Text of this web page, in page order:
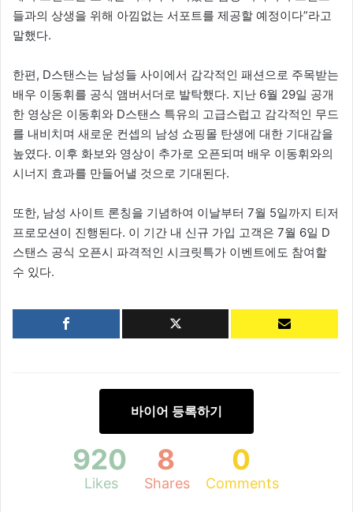
들과의 상생을 위해 아낌없는 서포트를 제공할 예정이다”라고
말했다.
한편, D스탠스는 남성들 사이에서 감각적인 패션으로 주목받는
배우 이동휘를 공식 앰버서더로 발탁했다. 지난 6월 29일 공개
한 영상은 이동휘와 D스탠스 특유의 고급스럽고 감각적인 무드
를 내비치며 새로운 컨셉의 남성 쇼핑몰 탄생에 대한 기대감을
높였다. 이후 화보와 영상이 추가로 오픈되며 배우 이동휘와의
시너지 효과를 만들어낼 것으로 기대된다.
또한, 남성 사이트 론칭을 기념하여 이날부터 7월 5일까지 티저
프로모션이 진행된다. 이 기간 내 신규 가입 고객은 7월 6일 D
스탠스 공식 오픈시 파격적인 시크릿특가 이벤트에도 참여할
수 있다.
바이어 등록하기
920
Likes
8
Shares
0
Comments